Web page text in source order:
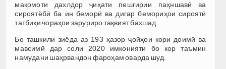
мақомоти дахлдор ҷиҳати пешгирии паҳншавӣ ва
сироятёбӣ ба ин беморӣ ва дигар бемориҳои сироятӣ
татбиқи чораҳои заруриро тақвият бахшад.
Бо ташкили зиёда аз 193 ҳазор ҷойҳои кори доимӣ ва
мавсимӣ дар соли 2020 имконияти бо кор таъмин
намудани шаҳрвандон фароҳам оварда шуд.